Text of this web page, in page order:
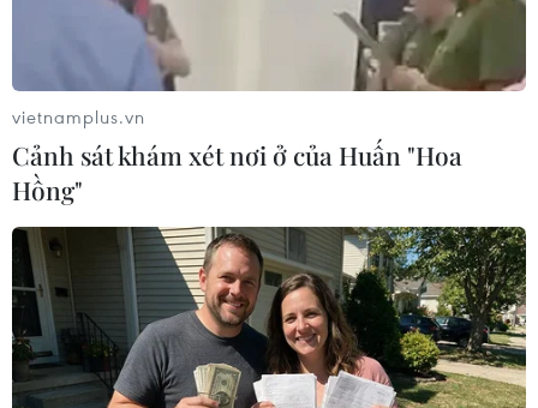
Theo dõi VietnamPlus
TIN CÙNG CHUYÊN MỤC
Tây Ban Nha: 100 người thiệt mạng
trong vụ vượt biển ồ ạt vào Ceuta
06/08/2026 16:03
vietnamplus.vn
Cảnh sát khám xét nơi ở của Huấn "Hoa
Hồng"